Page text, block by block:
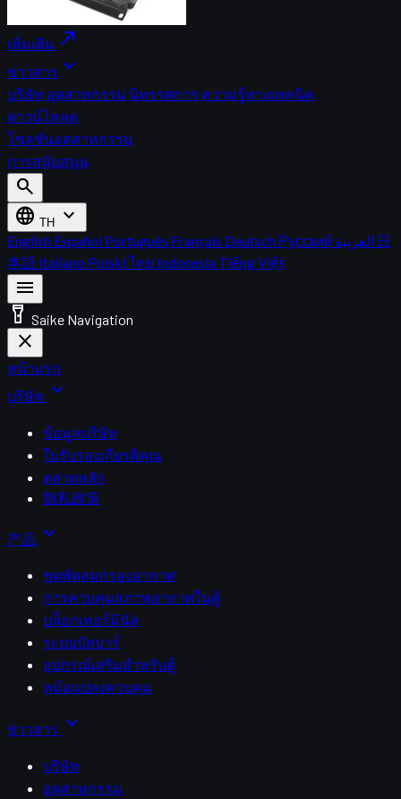
เพิ่มเติม north_east
ข่าวสาร expand_more
บริษัท อุตสาหกรรม นิทรรศการ ความรู้ทางเทคนิค
ดาวน์โหลด
โซลูชันอุตสาหกรรม
การสนับสนุน
search
language TH expand_more
English Español Português Français Deutsch Русский
日
本語 Italiano Polskiไทย Indonesia Tiếng Việt
menu
flashlight_on Saike Navigation
close
หน้าแรก
บริษัท expand_more
ข้อมูลบริษัท
ใบรับรองเกียรติคุณ
ตลาดหลัก
隐私政策
产品 expand_more
ชุดพัดลมกรองอากาศ
การควบคุมสภาพอากาศในตู้
บล็อกเทอร์มินัล
ระบบบัสบาร์
อุปกรณ์เสริมสำหรับตู้
หม้อแปลงควบคุม
ข่าวสาร expand_more
บริษัท
อุตสาหกรรม